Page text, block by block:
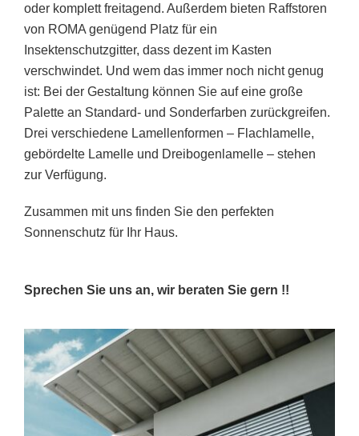
oder komplett freitagend. Außerdem bieten Raffstoren
von ROMA genügend Platz für ein
Insektenschutzgitter, dass dezent im Kasten
verschwindet. Und wem das immer noch nicht genug
ist: Bei der Gestaltung können Sie auf eine große
Palette an Standard- und Sonderfarben zurückgreifen.
Drei verschiedene Lamellenformen – Flachlamelle,
gebördelte Lamelle und Dreibogenlamelle – stehen
zur Verfügung.
Zusammen mit uns finden Sie den perfekten
Sonnenschutz für Ihr Haus.
Sprechen Sie uns an, wir beraten Sie gern !!